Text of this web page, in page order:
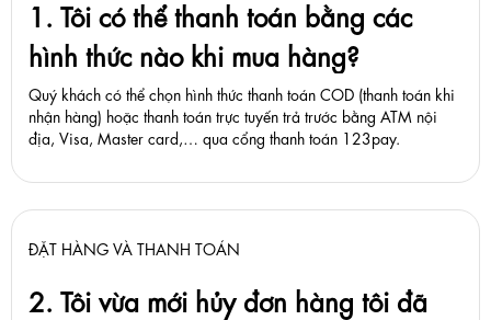
1. Tôi có thể thanh toán bằng các
hình thức nào khi mua hàng?
Quý khách có thể chọn hình thức thanh toán COD (thanh toán khi
nhận hàng) hoặc thanh toán trực tuyến trả trước bằng ATM nội
địa, Visa, Master card,… qua cổng thanh toán 123pay.
ĐẶT HÀNG VÀ THANH TOÁN
2. Tôi vừa mới hủy đơn hàng tôi đã